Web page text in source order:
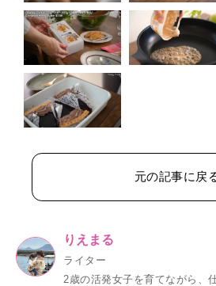
元の記事に戻
りえまる
ライター
2歳の活発女子を育てながら、